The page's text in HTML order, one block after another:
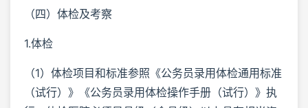
（四）体检及考察
1.体检
（1）体检项目和标准参照《公务员录用体检通用标准
（试行）》《公务员录用体检操作手册（试行）》执